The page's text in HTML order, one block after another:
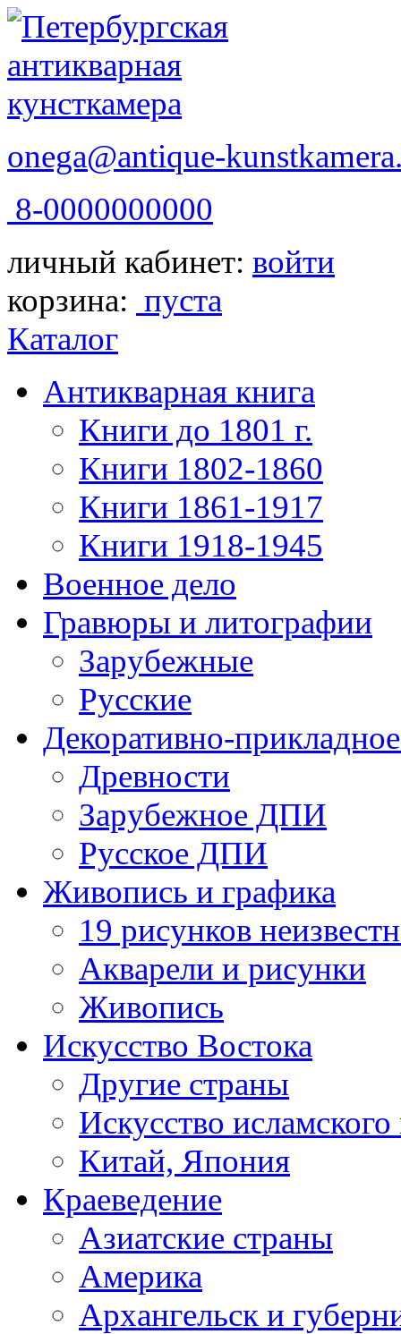
onega@antique-
8-0000000000
личный кабинет: войти
корзина: пуста
Каталог
Антикварная книга
Книги до 1801 г.
Книги 1802-1860
Книги 1861-1917
Книги 1918-1945
Военное дело
Гравюры и литографии
Зарубежные
Русские
Декоративно-
Древности
Зарубежное ДПИ
Русское ДПИ
Живопись и графика
19 рисунков
Акварели и рисунки
Живопись
Искусство Востока
Другие страны
Искусство
Китай, Япония
Краеведение
Азиатские страны
Америка
Архангельск и